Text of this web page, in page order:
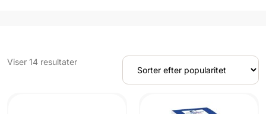
Viser 14 resultaterSorteret